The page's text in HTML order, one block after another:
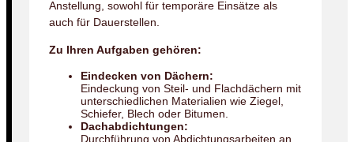
Anstellung, sowohl für temporäre Einsätze als
auch für Dauerstellen.
Zu Ihren Aufgaben gehören:
Eindecken von Dächern:
Eindeckung von Steil- und Flachdächern mit
unterschiedlichen Materialien wie Ziegel,
Schiefer, Blech oder Bitumen.
Dachabdichtungen:
Durchführung von Abdichtungsarbeiten an